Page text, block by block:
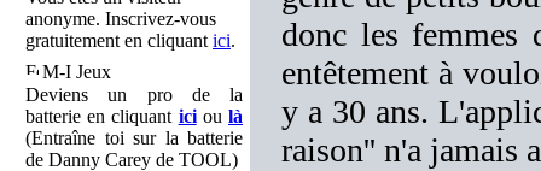
anonyme. Inscrivez-vous
gratuitement en cliquant ici.
M-I Jeux
Deviens un pro de la
batterie en cliquant icioulà
(Entraîne toi sur la batterie
de Danny Carey de TOOL)
donc les femmes
entêtement à
y a 30 ans.
raison'' n'a jamais